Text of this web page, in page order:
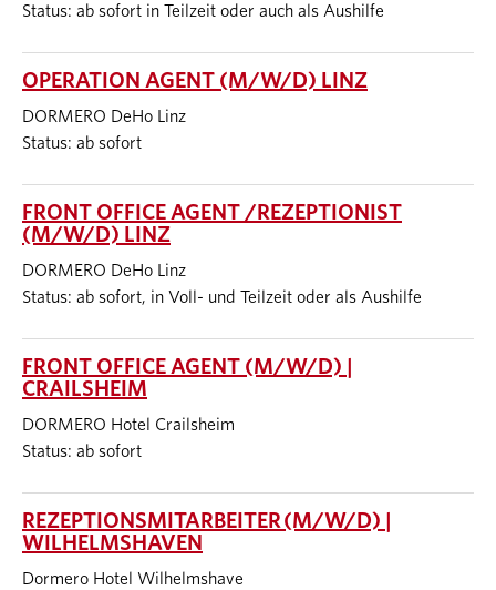
Status: ab sofort in Teilzeit oder auch als Aushilfe
OPERATION AGENT (M/W/D) LINZ
DORMERO DeHo Linz
Status: ab sofort
FRONT OFFICE AGENT /REZEPTIONIST
(M/W/D) LINZ
DORMERO DeHo Linz
Status: ab sofort, in Voll- und Teilzeit oder als Aushilfe
FRONT OFFICE AGENT (M/W/D) |
CRAILSHEIM
DORMERO Hotel Crailsheim
Status: ab sofort
REZEPTIONSMITARBEITER (M/W/D) |
WILHELMSHAVEN
Dormero Hotel Wilhelmshave